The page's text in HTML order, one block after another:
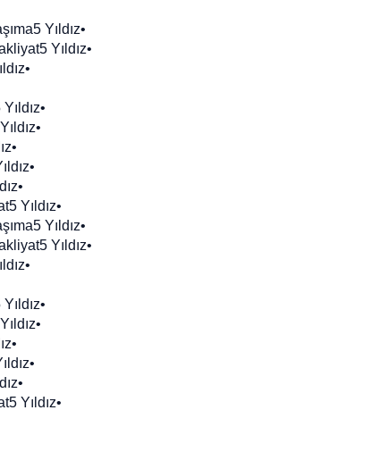
5 Yıldız•
5 Yıldız•
•
Yıldız•
Yıldız•
•
•
•
5 Yıldız•
5 Yıldız•
5 Yıldız•
•
Yıldız•
Yıldız•
•
•
•
5 Yıldız•